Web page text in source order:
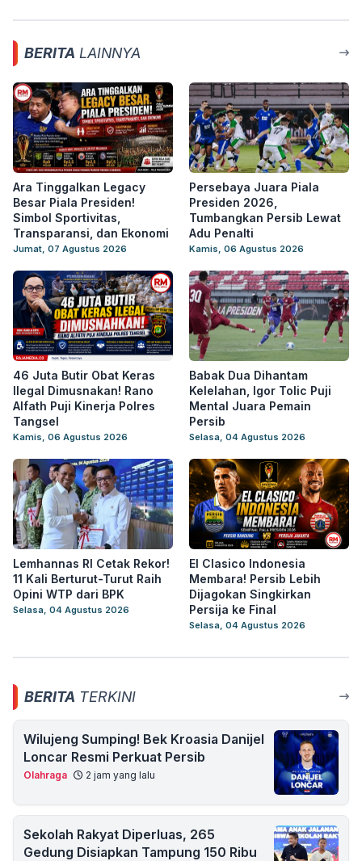
BERITA LAINNYA
Ara Tinggalkan Legacy
Besar Piala Presiden!
Simbol Sportivitas,
Transparansi, dan Ekonomi
Jumat, 07 Agustus 2026
Persebaya Juara Piala
Presiden 2026,
Tumbangkan Persib Lewat
Adu Penalti
Kamis, 06 Agustus 2026
46 Juta Butir Obat Keras
Ilegal Dimusnakan! Rano
Alfath Puji Kinerja Polres
Tangsel
Kamis, 06 Agustus 2026
Babak Dua Dihantam
Kelelahan, Igor Tolic Puji
Mental Juara Pemain
Persib
Selasa, 04 Agustus 2026
Lemhannas RI Cetak Rekor!
11 Kali Berturut-Turut Raih
Opini WTP dari BPK
Selasa, 04 Agustus 2026
El Clasico Indonesia
Membara! Persib Lebih
Dijagokan Singkirkan
Persija ke Final
Selasa, 04 Agustus 2026
BERITA TERKINI
Wilujeng Sumping! Bek Kroasia Danijel
Loncar Resmi Perkuat Persib
Olahraga 2 jam yang lalu
Sekolah Rakyat Diperluas, 265
Gedung Disiapkan Tampung 150 Ribu